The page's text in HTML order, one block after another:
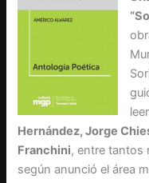
Hernández, Jorge
Franchini, entre tantos
según anunció el área